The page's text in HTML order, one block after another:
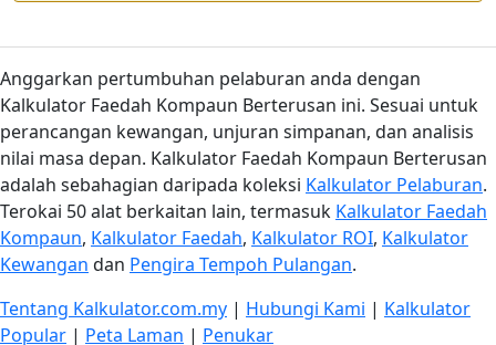
Anggarkan pertumbuhan pelaburan anda dengan
Kalkulator Faedah Kompaun Berterusan ini. Sesuai untuk
perancangan kewangan, unjuran simpanan, dan analisis
nilai masa depan. Kalkulator Faedah Kompaun Berterusan
adalah sebahagian daripada koleksi Kalkulator Pelaburan.
Terokai 50 alat berkaitan lain, termasuk Kalkulator Faedah
Kompaun, Kalkulator Faedah, Kalkulator ROI, Kalkulator
Kewangan dan Pengira Tempoh Pulangan.
Tentang Kalkulator.com.my | Hubungi Kami | Kalkulator
Popular | Peta Laman | Penukar